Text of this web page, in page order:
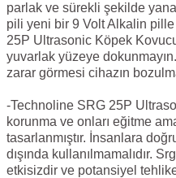
parlak ve sürekli şekilde
pili yeni bir 9 Volt Alkalin
25P Ultrasonic Köpek
yuvarlak yüzeye
zarar görmesi cihazın
-Technoline SRG 25P
korunma ve onları eğitme
tasarlanmıştır. İnsanlara
dışında kullanılmamalıdır.
etkisizdir ve potansiyel